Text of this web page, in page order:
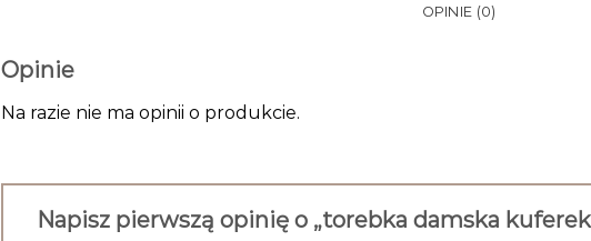
OPINIE (0)
Opinie
Na razie nie ma opinii o produkcie.
Napisz pierwszą opinię o „torebka damska